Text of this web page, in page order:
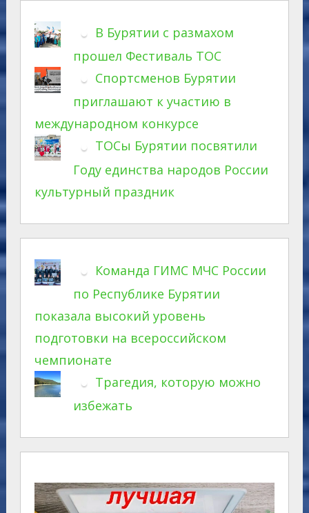
В Бурятии с размахом
прошел Фестиваль ТОС
Спортсменов Бурятии
приглашают к участию в
международном конкурсе
ТОСы Бурятии посвятили
Году единства народов России
культурный праздник
Команда ГИМС МЧС России
по Республике Бурятии
показала высокий уровень
подготовки на всероссийском
чемпионате
Трагедия, которую можно
избежать